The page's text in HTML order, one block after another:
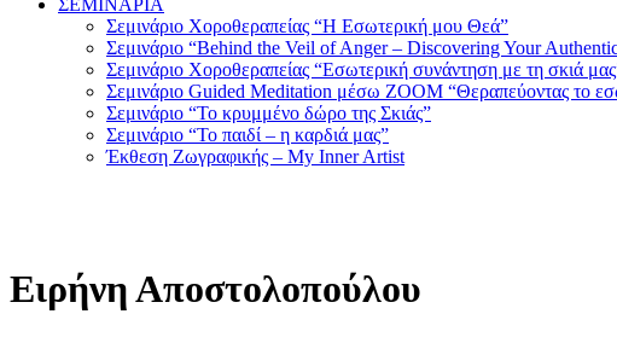
Σεμινάριο Χοροθεραπείας “Η Εσωτερική μου Θεά”
Σεμινάριο “Behind the Veil of Anger – Discovering Your
Σεμινάριο Χοροθεραπείας “Εσωτερική συνάντηση με τη σκιά
Σεμινάριο Guided Meditation μέσω ZOOM “Θεραπεύοντας το
Σεμινάριο “Το κρυμμένο δώρο της Σκιάς”
Σεμινάριο “Το παιδί – η καρδιά μας”
Έκθεση Ζωγραφικής – My Inner Artist
Ειρήνη Αποστολοπούλου